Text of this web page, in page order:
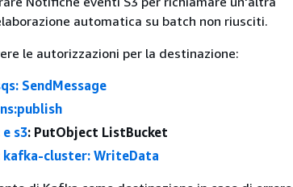
automatica su batch non riusciti.
le autorizzazioni per la destinazione:
SendMessage
e s3: PutObject ListBucket
kafka-cluster: WriteData